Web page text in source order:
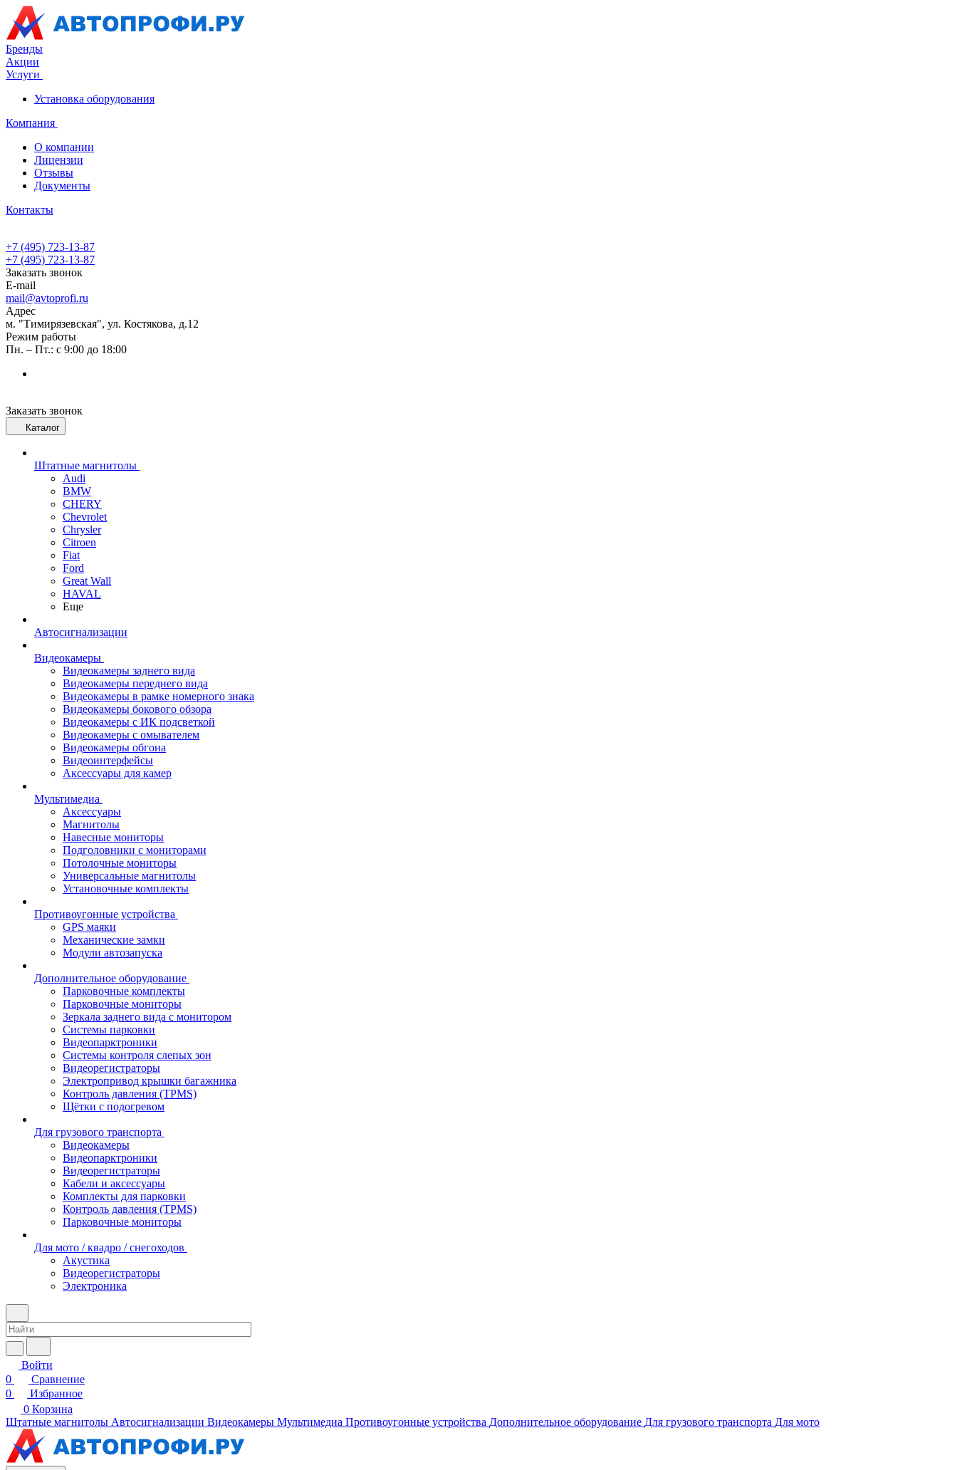
Бренды
Акции
Услуги
Установка оборудования
Компания
О компании
Лицензии
Отзывы
Документы
Контакты
+7 (495) 723-13-87
+7 (495) 723-13-87
Заказать звонок
E-mail
mail@avtoprofi.ru
Адрес
м. "Тимирязевская", ул. Костякова, д.12
Режим работы
Пн. – Пт.: с 9:00 до 18:00
Заказать звонок
Каталог
Штатные магнитолы
Audi
BMW
CHERY
Chevrolet
Chrysler
Citroen
Fiat
Ford
Great Wall
HAVAL
Еще
Автосигнализации
Видеокамеры
Видеокамеры заднего вида
Видеокамеры переднего вида
Видеокамеры в рамке номерного знака
Видеокамеры бокового обзора
Видеокамеры с ИК подсветкой
Видеокамеры с омывателем
Видеокамеры обгона
Видеоинтерфейсы
Аксессуары для камер
Мультимедиа
Аксессуары
Магнитолы
Навесные мониторы
Подголовники с мониторами
Потолочные мониторы
Универсальные магнитолы
Установочные комплекты
Противоугонные устройства
GPS маяки
Механические замки
Модули автозапуска
Дополнительное оборудование
Парковочные комплекты
Парковочные мониторы
Зеркала заднего вида с монитором
Системы парковки
Видеопарктроники
Системы контроля слепых зон
Видеорегистраторы
Электропривод крышки багажника
Контроль давления (TPMS)
Щётки с подогревом
Для грузового транспорта
Видеокамеры
Видеопарктроники
Видеорегистраторы
Кабели и аксессуары
Комплекты для парковки
Контроль давления (TPMS)
Парковочные мониторы
Для мото / квадро / снегоходов
Акустика
Видеорегистраторы
Электроника
Войти
0
Сравнение
0
Избранное
0 Корзина
Штатные магнитолы Автосигнализации Видеокамеры Мультимедиа Противоугонные устройства Дополнительное оборудование Для грузового транспорта Для мото